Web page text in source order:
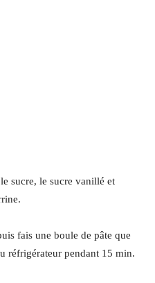
sucre, le sucre vanillé et
fais une boule de pâte que
réfrigérateur pendant 15 min.